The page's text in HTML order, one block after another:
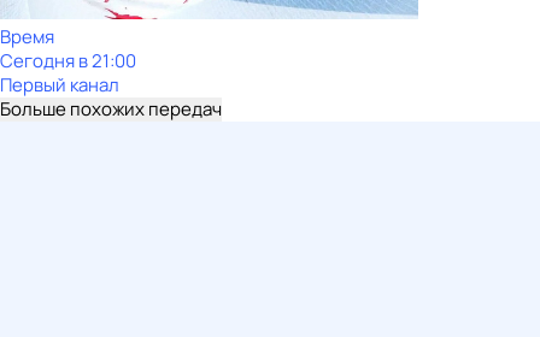
Время
Сегодня в 21:00
Первый канал
Больше похожих передач